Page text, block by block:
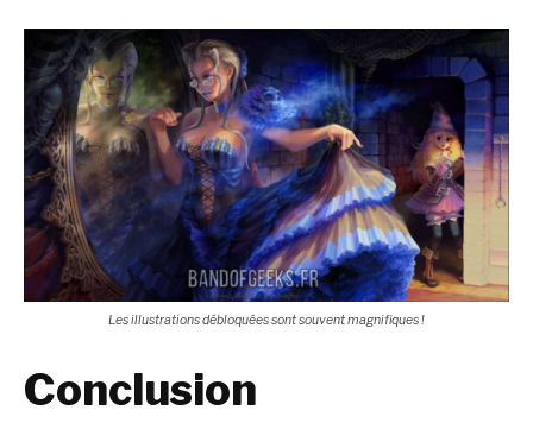
Les illustrations débloquées sont souvent magnifiques !
Conclusion